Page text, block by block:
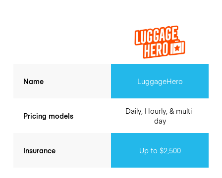
Name
Pricing models
Insurance
LuggageHero
Daily, Hourly, & multi-
day
Up to $2,500